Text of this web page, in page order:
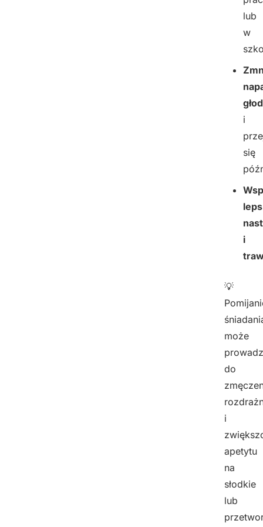
lub
w
i
się
i
💡
może
do
i
apetytu
na
słodkie
lub